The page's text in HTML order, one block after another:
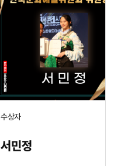
수상자
서민정